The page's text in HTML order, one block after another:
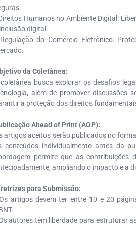
Humanos no Ambiente Digital:
digital.
do Comércio Eletrônico:
da Coletânea:
busca explorar os desafios
além de promover discussões
a proteção dos direitos
Ahead of Print (AOP):
artigos aceitos serão publicados no
conteúdos individualmente antes da
permite que as contribuições
ampliando o impacto e a
para Submissão:
artigos devem ter entre 10 e 20
autores têm liberdade para estruturar